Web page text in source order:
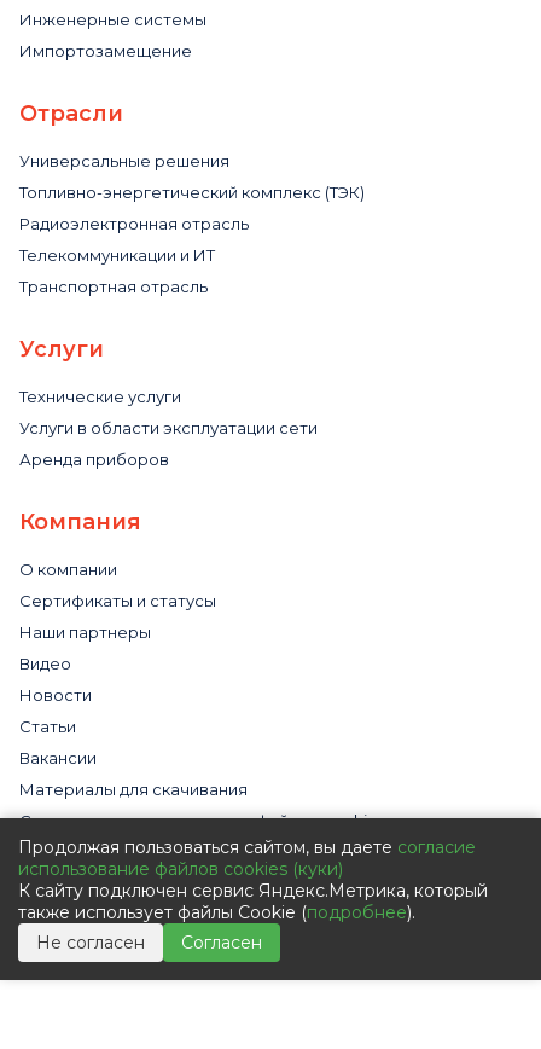
Инженерные системы
Импортозамещение
Отрасли
Универсальные решения
Топливно-энергетический комплекс (ТЭК)
Радиоэлектронная отрасль
Телекоммуникации и ИТ
Транспортная отрасль
Услуги
Технические услуги
Услуги в области эксплуатации сети
Аренда приборов
Компания
О компании
Сертификаты и статусы
Наши партнеры
Видео
Новости
Статьи
Вакансии
Материалы для скачивания
Cогласие на использование файлов cookies
Обработка персональных данных с помощью сервиса
«Яндекс.Метрика»
Политика в отношении обработки персональных данных
Пользовательское соглашение
Согласие на обработку персональных данных
Продолжая пользоваться сайтом, вы даете согласие
использование файлов cookies (куки)
К сайту подключен сервис Яндекс.Метрика, который
также использует файлы Cookie (подробнее).
Не согласен
Согласен